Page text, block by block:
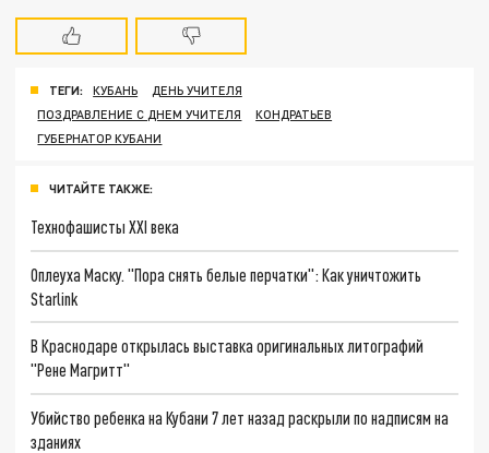
ТЕГИ: КУБАНЬ
ДЕНЬ УЧИТЕЛЯ
ПОЗДРАВЛЕНИЕ С ДНЕМ УЧИТЕЛЯ
КОНДРАТЬЕВ
ГУБЕРНАТОР КУБАНИ
ЧИТАЙТЕ ТАКЖЕ:
Технофашисты XXI века
Оплеуха Маску. "Пора снять белые перчатки": Как уничтожить
Starlink
В Краснодаре открылась выставка оригинальных литографий
"Рене Магритт"
Убийство ребенка на Кубани 7 лет назад раскрыли по надписям на
зданиях